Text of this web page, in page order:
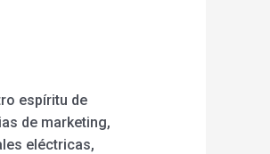
espíritu de
de marketing,
eléctricas,